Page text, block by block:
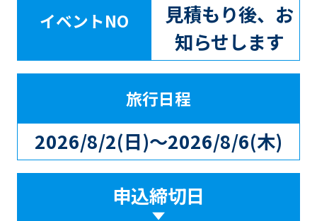
イベントNO
見積もり後、お
知らせします
旅行日程
2026/8/2(日)～2026/8/6(木)
申込締切日